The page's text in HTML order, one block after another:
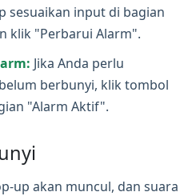
sesuaikan input di bagian
klik "Perbarui Alarm".
Jika Anda perlu
berbunyi, klik tombol
"Alarm Aktif".
akan muncul, dan suara